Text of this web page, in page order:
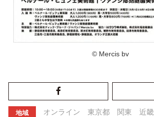
© Mercis bv
地域 オンライン 東京都 関東 近畿